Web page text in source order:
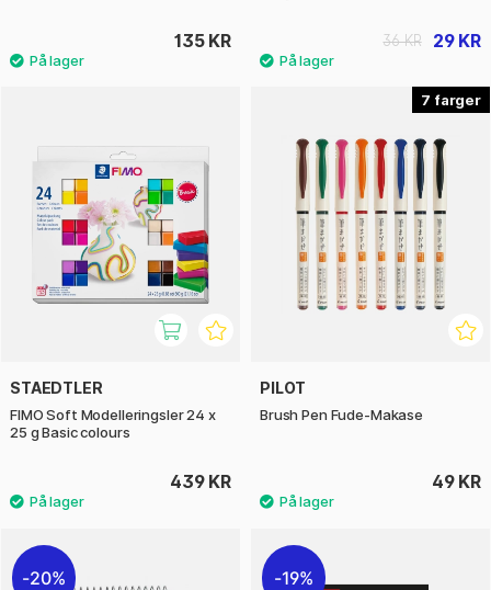
135 KR 29 KR
36 KR
STAEDTLER
FIMO Soft Modelleringsler 24 x
25 g Basic colours
439 KR
7
PILOT
Brush Pen Fude-Makase
49 KR
20% 19%